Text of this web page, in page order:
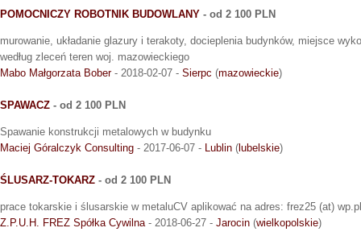
POMOCNICZY ROBOTNIK BUDOWLANY - od 2 100 PLN
murowanie, układanie glazury i terakoty, docieplenia budynków, miejsce
według zleceń teren woj. mazowieckiego
Mabo Małgorzata Bober- 2018-02-07 - Sierpc (mazowieckie)
SPAWACZ - od 2 100 PLN
Spawanie konstrukcji metalowych w budynku
Maciej Góralczyk Consulting - 2017-06-07 - Lublin ( lubelskie)
ŚLUSARZ-TOKARZ - od 2 100 PLN
prace tokarskie i ślusarskie w metaluCV aplikować na adres: frez25 (at) wp.pl
Z.P.U.H. FREZ Spółka Cywilna- 2018-06-27 - Jarocin (wielkopolskie)